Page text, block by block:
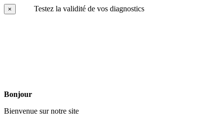
× Testez la validité de vos diagnostics
Bonjour
Bienvenue sur notre site